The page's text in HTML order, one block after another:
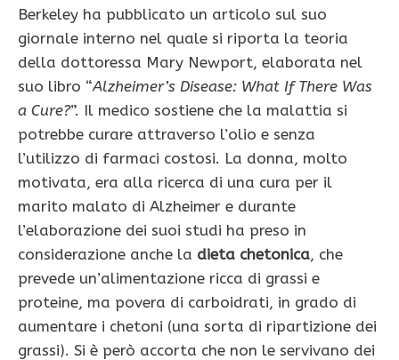
Berkeley ha pubblicato un articolo sul suo
giornale interno nel quale si riporta la teoria
della dottoressa Mary Newport, elaborata nel
suo libro “Alzheimer’s Disease: What If There Was
a Cure?”. Il medico sostiene che la malattia si
potrebbe curare attraverso l’olio e senza
l’utilizzo di farmaci costosi. La donna, molto
motivata, era alla ricerca di una cura per il
marito malato di Alzheimer e durante
l’elaborazione dei suoi studi ha preso in
considerazione anche la dieta chetonica, che
prevede un’alimentazione ricca di grassi e
proteine, ma povera di carboidrati, in grado di
aumentare i chetoni (una sorta di ripartizione dei
grassi). Si è però accorta che non le servivano dei